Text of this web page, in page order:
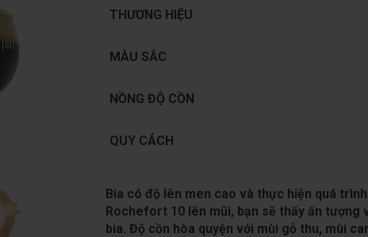
THƯƠNG HIỆU
MÀU SẮC
NỒNG ĐỘ CỒN
QUY CÁCH
Bia có độ lên men cao và thực hiện quá
Rochefort 10 lên mũi, bạn sẽ thấy ấn
bia. Độ cồn hòa quyện với mùi gỗ thu, mùi